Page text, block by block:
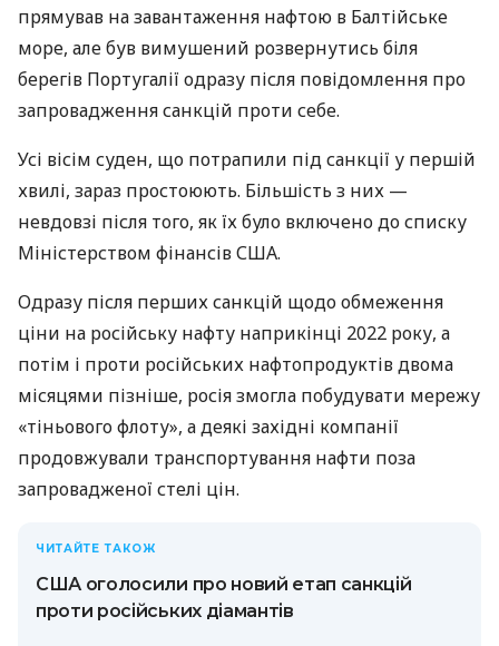
прямував на завантаження нафтою в Балтійське
море, але був вимушений розвернутись біля
берегів Португалії одразу після повідомлення про
запровадження санкцій проти себе.
Усі вісім суден, що потрапили під санкції у першій
хвилі, зараз простоюють. Більшість з них —
невдовзі після того, як їх було включено до списку
Міністерством фінансів США.
Одразу після перших санкцій щодо обмеження
ціни на російську нафту наприкінці 2022 року, а
потім і проти російських нафтопродуктів двома
місяцями пізніше, росія змогла побудувати мережу
«тіньового флоту», а деякі західні компанії
продовжували транспортування нафти поза
запровадженої стелі цін.
ЧИТАЙТЕ ТАКОЖ
США оголосили про новий етап санкцій
проти російських діамантів